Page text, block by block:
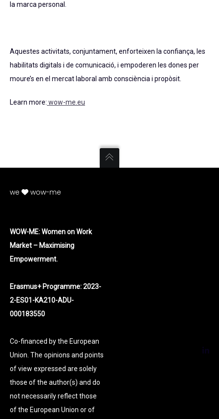
la marca personal.
Aquestes activitats, conjuntament, enforteixen la confiança, les
habilitats digitals i de comunicació, i empoderen les dones per
moure’s en el mercat laboral amb consciència i propòsit.
Learn more: wow-me.eu
we wow-me
WOW-ME: Women on Work
Market – Maximising
Empowerment.
Erasmus+ Programme: 2023-
2-ES01-KA210-ADU-
000183550
Co-financed by the European
Union. The opinions and points
of view expressed are solely
those of the author(s) and do
not necessarily reflect those
of the European Union or of